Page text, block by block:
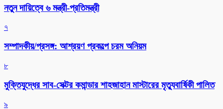
নতুন দায়িত্বে ৬ মন্ত্রী-প্রতিমন্ত্রী
৭
সম্পাদকীয়/প্রসঙ্গ: আশ্রয়ণ প্রকল্পে চরম অনিয়ম
৮
মুক্তিযুদ্ধের সাব-সেক্টর কমান্ডার শাহজাহান মাস্টারের মৃত্যুবার্ষিকী পালিত
৯